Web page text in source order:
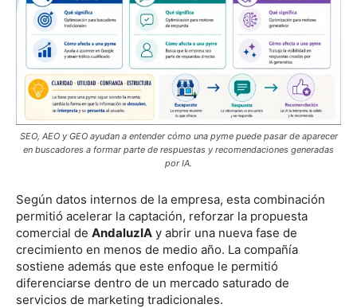
SEO, AEO y GEO ayudan a entender cómo una pyme puede pasar de aparecer
en buscadores a formar parte de respuestas y recomendaciones generadas
por IA.
Según datos internos de la empresa, esta combinación
permitió acelerar la captación, reforzar la propuesta
comercial de AndaluzIA y abrir una nueva fase de
crecimiento en menos de medio año. La compañía
sostiene además que este enfoque le permitió
diferenciarse dentro de un mercado saturado de
servicios de marketing tradicionales.